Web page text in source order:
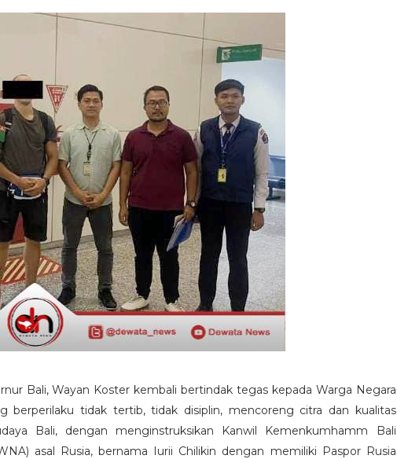
Bali, Wayan Koster kembali bertindak tegas kepada Warga Negara
berperilaku tidak tertib, tidak disiplin, mencoreng citra dan kualitas
Bali, dengan menginstruksikan Kanwil Kemenkumhamm Bali
asal Rusia, bernama Iurii Chilikin dengan memiliki Paspor Rusia